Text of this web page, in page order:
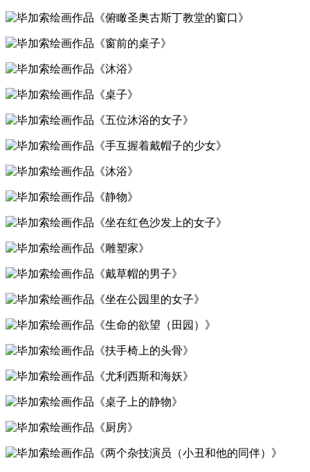
《俯瞰圣奥古斯丁教堂的窗口》
《窗前的桌子》
《沐浴》
《桌子》
《五位沐浴的女子》
《手互握着戴帽子的少女》
《沐浴》
《静物》
《坐在红色沙发上的女子》
《雕塑家》
《戴草帽的男子》
《坐在公园里的女子》
《生命的欲望（田园）》
《扶手椅上的头骨》
《尤利西斯和海妖》
《桌子上的静物》
《厨房》
《两个杂技演员（小丑和他的同伴）》